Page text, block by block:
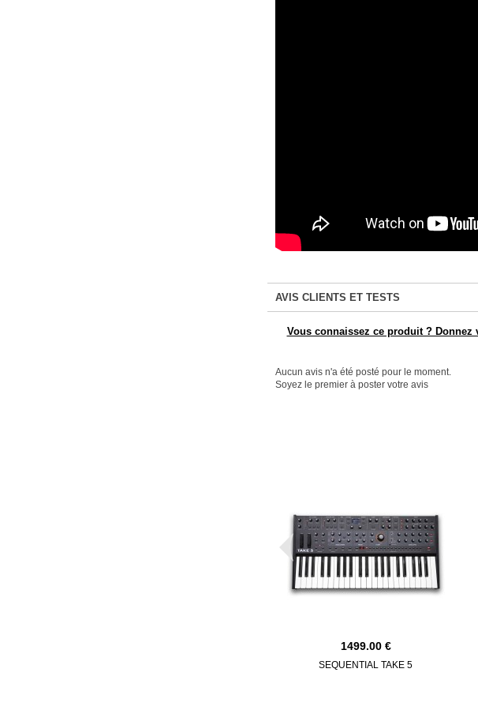
AVIS CLIENTS ET TESTS
Vous connaissez ce produit ?
Aucun avis n'a été posté pour le moment.
Soyez le premier à poster votre avis
1499.00
SEQUENTIAL TAKE 5